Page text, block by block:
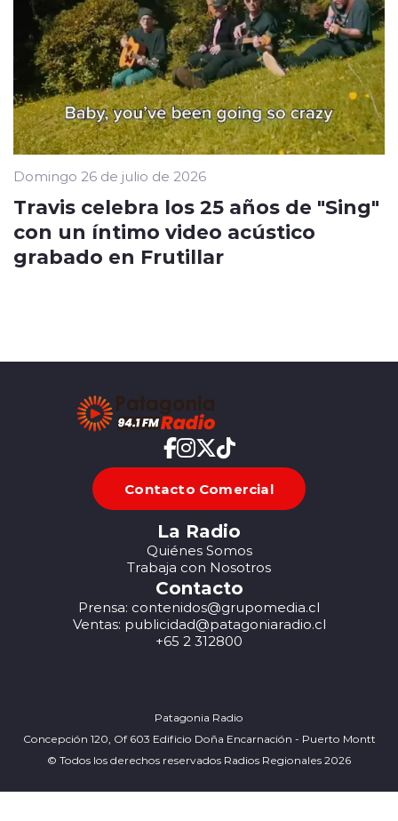
Domingo 26 de julio de 2026
Travis celebra los 25 años de "Sing"
con un íntimo video acústico
grabado en Frutillar
Contacto Comercial
La Radio
Quiénes Somos
Trabaja con Nosotros
Contacto
Prensa: contenidos@grupomedia.cl
Ventas: publicidad@patagoniaradio.cl
+65 2 312800
Patagonia Radio
Concepción 120, Of 603 Edificio Doña Encarnación - Puerto Montt
© Todos los derechos reservados Radios Regionales 2026